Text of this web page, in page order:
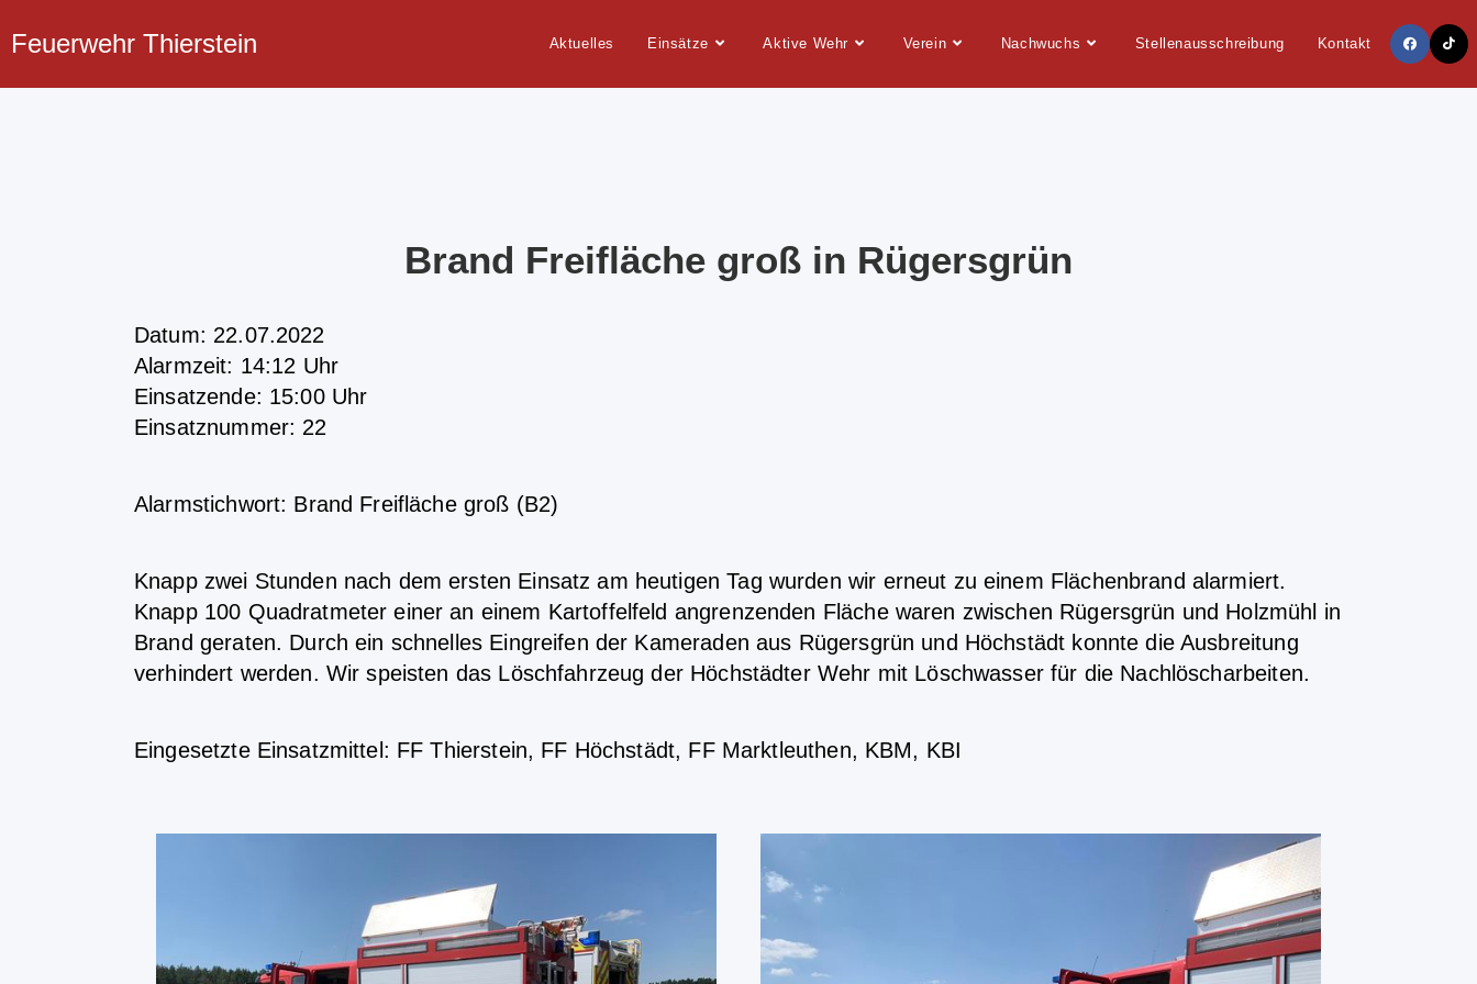
Feuerwehr Thierstein Aktuelles Einsätze Aktive Wehr Verein Nachwuchs Stellenausschreibung Kontakt
Brand Freifläche groß in Rügersgrün
Datum: 22.07.2022
Alarmzeit: 14:12 Uhr
Einsatzende: 15:00 Uhr
Einsatznummer: 22
Alarmstichwort: Brand Freifläche groß (B2)
Knapp zwei Stunden nach dem ersten Einsatz am heutigen Tag wurden wir erneut zu einem Flächenbrand alarmiert.
Knapp 100 Quadratmeter einer an einem Kartoffelfeld angrenzenden Fläche waren zwischen Rügersgrün und Holzmühl in
Brand geraten. Durch ein schnelles Eingreifen der Kameraden aus Rügersgrün und Höchstädt konnte die Ausbreitung
verhindert werden. Wir speisten das Löschfahrzeug der Höchstädter Wehr mit Löschwasser für die Nachlöscharbeiten.
Eingesetzte Einsatzmittel: FF Thierstein, FF Höchstädt, FF Marktleuthen, KBM, KBI